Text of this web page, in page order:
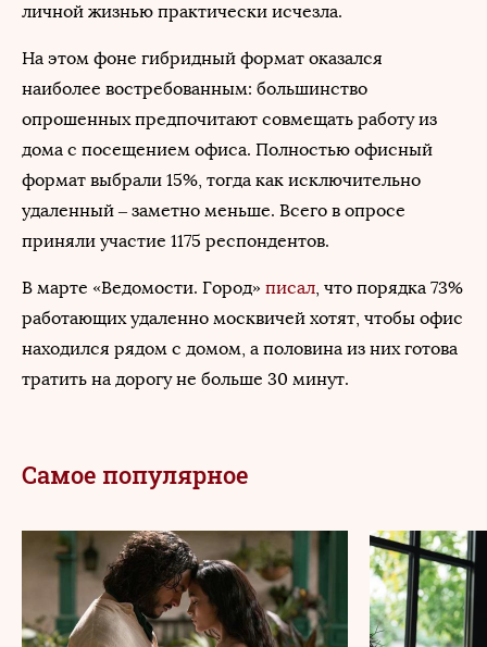
личной жизнью практически исчезла.
На этом фоне гибридный формат оказался
наиболее востребованным: большинство
опрошенных предпочитают совмещать работу из
дома с посещением офиса. Полностью офисный
формат выбрали 15%, тогда как исключительно
удаленный – заметно меньше. Всего в опросе
приняли участие 1175 респондентов.
В марте «Ведомости. Город» писал, что порядка 73%
работающих удаленно москвичей хотят, чтобы офис
находился рядом с домом, а половина из них готова
тратить на дорогу не больше 30 минут.
Самое популярное